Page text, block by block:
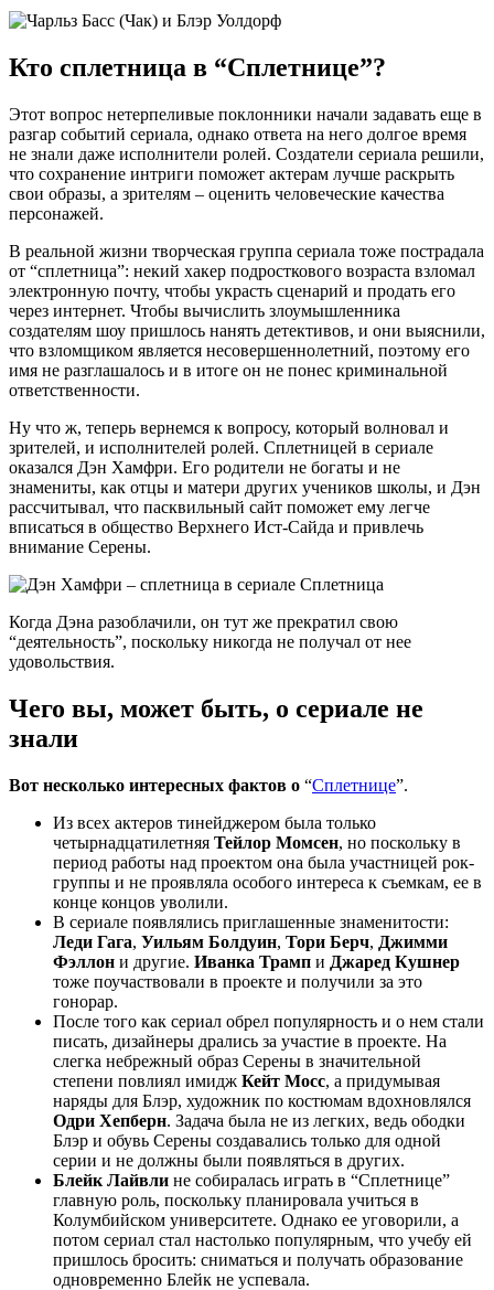
Кто сплетница в “Сплетнице”?
Этот вопрос нетерпеливые поклонники начали задавать еще в
разгар событий сериала, однако ответа на него долгое время
не знали даже исполнители ролей. Создатели сериала решили,
что сохранение интриги поможет актерам лучше раскрыть
свои образы, а зрителям – оценить человеческие качества
персонажей.
В реальной жизни творческая группа сериала тоже пострадала
от “сплетница”: некий хакер подросткового возраста взломал
электронную почту, чтобы украсть сценарий и продать его
через интернет. Чтобы вычислить злоумышленника
создателям шоу пришлось нанять детективов, и они выяснили,
что взломщиком является несовершеннолетний, поэтому его
имя не разглашалось и в итоге он не понес криминальной
ответственности.
Ну что ж, теперь вернемся к вопросу, который волновал и
зрителей, и исполнителей ролей. Сплетницей в сериале
оказался Дэн Хамфри. Его родители не богаты и не
знамениты, как отцы и матери других учеников школы, и Дэн
рассчитывал, что пасквильный сайт поможет ему легче
вписаться в общество Верхнего Ист-Сайда и привлечь
внимание Серены.
Когда Дэна разоблачили, он тут же прекратил свою
“деятельность”, поскольку никогда не получал от нее
удовольствия.
Чего вы, может быть, о сериале не
знали
Вот несколько интересных фактов о “Сплетнице”.
Из всех актеров тинейджером была только
четырнадцатилетняя Тейлор Момсен, но поскольку в
период работы над проектом она была участницей рок-
группы и не проявляла особого интереса к съемкам, ее в
конце концов уволили.
В сериале появлялись приглашенные знаменитости:
Леди Гага, Уильям Болдуин, Тори Берч, Джимми
Фэллон и другие. Иванка Трамп и Джаред Кушнер
тоже поучаствовали в проекте и получили за это
гонорар.
После того как сериал обрел популярность и о нем стали
писать, дизайнеры дрались за участие в проекте. На
слегка небрежный образ Серены в значительной
степени повлиял имидж Кейт Мосс, а придумывая
наряды для Блэр, художник по костюмам вдохновлялся
Одри Хепберн. Задача была не из легких, ведь ободки
Блэр и обувь Серены создавались только для одной
серии и не должны были появляться в других.
Блейк Лайвли не собиралась играть в “Сплетнице”
главную роль, поскольку планировала учиться в
Колумбийском университете. Однако ее уговорили, а
потом сериал стал настолько популярным, что учебу ей
пришлось бросить: сниматься и получать образование
одновременно Блейк не успевала.